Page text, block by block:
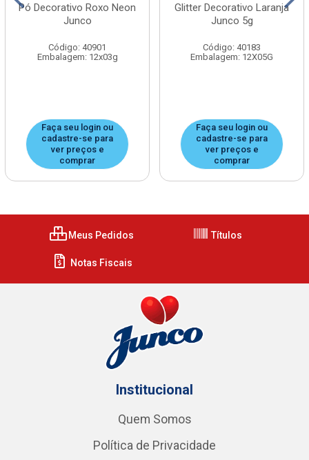
Pó Decorativo Roxo Neon
Junco
Código: 40901
Embalagem: 12x03g
Faça seu login ou
cadastre-se para
ver preços e
comprar
Glitter Decorativo Laranja
Junco 5g
Código: 40183
Embalagem: 12X05G
Faça seu login ou
cadastre-se para
ver preços e
comprar
Meus Pedidos Títulos
Notas Fiscais
Institucional
Quem Somos
Política de Privacidade